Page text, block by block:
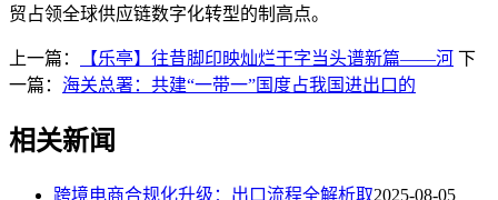
贸占领全球供应链数字化转型的制高点。
上一篇： 【乐亭】往昔脚印映灿烂干字当头谱新篇——河 下
一篇： 海关总署：共建“一带一”国度占我国进出口的
相关新闻
跨境电商合规化升级：出口流程全解析取2025-08-05